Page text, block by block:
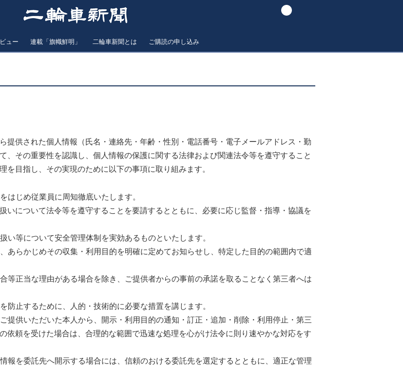
ュー 連載「旗幟鮮明」 二輪車新聞とは ご購読の申し込み
提供された個人情報（氏名・連絡先・年齢・性別・電話番号・電子メールアドレス・勤
、その重要性を認識し、個人情報の保護に関する法律および関連法令等を遵守すること
を目指し、その実現のために以下の事項に取り組みます。
はじめ従業員に周知徹底いたします。
いについて法令等を遵守することを要請するとともに、必要に応じ監督・指導・協議を
い等について安全管理体制を実効あるものといたします。
あらかじめその収集・利用目的を明確に定めてお知らせし、特定した目的の範囲内で適
等正当な理由がある場合を除き、ご提供者からの事前の承諾を取ることなく第三者へは
防止するために、人的・技術的に必要な措置を講じます。
提供いただいた本人から、開示・利用目的の通知・訂正・追加・削除・利用停止・第三
依頼を受けた場合は、合理的な範囲で迅速な処理を心がけ法令に則り速やかな対応をす
報を委託先へ開示する場合には、信頼のおける委託先を選定するとともに、適正な管理